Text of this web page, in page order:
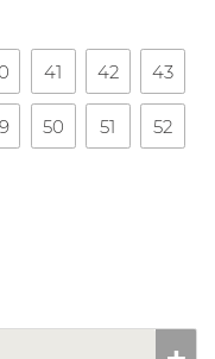
41 42 43
50 51 52